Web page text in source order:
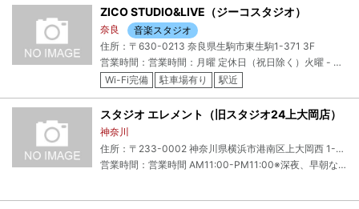
ZICO STUDIO&LIVE（ジーコスタジオ）
奈良
音楽スタジオ
住所：〒630-0213 奈良県生駒市東生駒1-371 3F
営業時間：営業時間：月曜 定休日（祝日除く）火曜 - 金曜 13:00 - 23:00土・日・祝 11:00 - 23:00
Wi-Fi完備
駐車場有り 駅近
スタジオ エレメント（旧スタジオ24上大岡店）
神奈川
住所：〒233-0002 神奈川県横浜市港南区上大岡西 1-3-25 第7オーヴァルビル5F
営業時間：営業時間 AM11:00-PM11:00※深夜、早朝など時間外のご利用はご相談ください。